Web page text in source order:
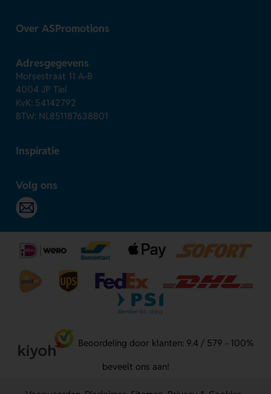
Over ASPromotions
Adresgegevens
Morsestraat 11 A-B
4004 JP Tiel
KvK: 54142792
BTW: NL851187638B01
Inspiratie
Volg ons
Beoordeling door klanten: 9.4 / 579 - 100%
beveelt ons aan!